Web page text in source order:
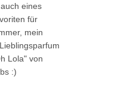
eines
für
mein
Lola" von
:)